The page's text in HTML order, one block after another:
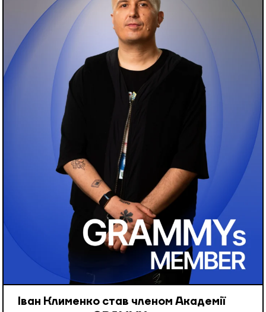
Іван Клименко став членом Академії